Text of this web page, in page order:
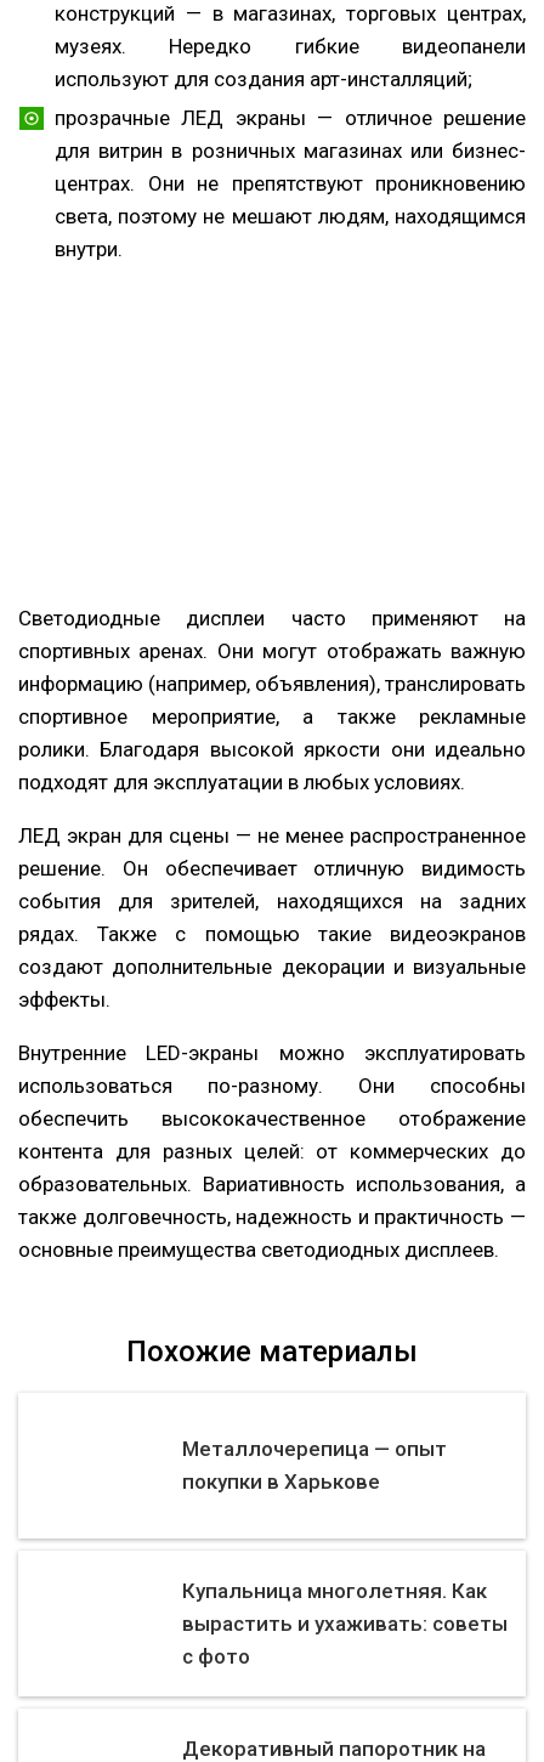
конструкций — в магазинах, торговых центрах,
музеях. Нередко гибкие видеопанели
используют для создания арт-инсталляций;
прозрачные ЛЕД экраны — отличное решение
для витрин в розничных магазинах или бизнес-
центрах. Они не препятствуют проникновению
света, поэтому не мешают людям, находящимся
внутри.
Светодиодные дисплеи часто применяют на
спортивных аренах. Они могут отображать важную
информацию (например, объявления), транслировать
спортивное мероприятие, а также рекламные
ролики. Благодаря высокой яркости они идеально
подходят для эксплуатации в любых условиях.
ЛЕД экран для сцены — не менее распространенное
решение. Он обеспечивает отличную видимость
события для зрителей, находящихся на задних
рядах. Также с помощью такие видеоэкранов
создают дополнительные декорации и визуальные
эффекты.
Внутренние LED-экраны можно эксплуатировать
использоваться по-разному. Они способны
обеспечить высококачественное отображение
контента для разных целей: от коммерческих до
образовательных. Вариативность использования, а
также долговечность, надежность и практичность —
основные преимущества светодиодных дисплеев.
Похожие материалы
Металлочерепица — опыт
покупки в Харькове
Купальница многолетняя. Как
вырастить и ухаживать: советы
с фото
Декоративный папоротник на